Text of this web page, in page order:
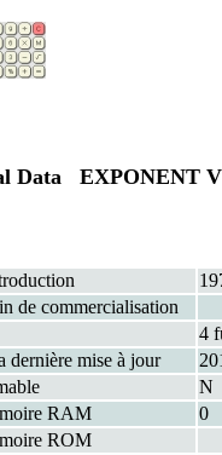
Data EXPONENT
de commercialisation
4
dernière mise à jour
N
RAM
0
ROM